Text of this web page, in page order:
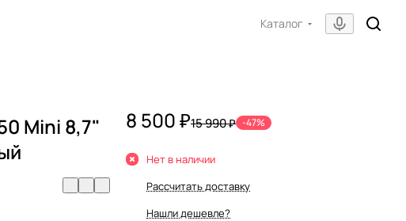
Каталог
Mini 8,7"
8 500 ₽15 990 ₽ -47%
Нет в наличии
Рассчитать доставку
Нашли дешевле?